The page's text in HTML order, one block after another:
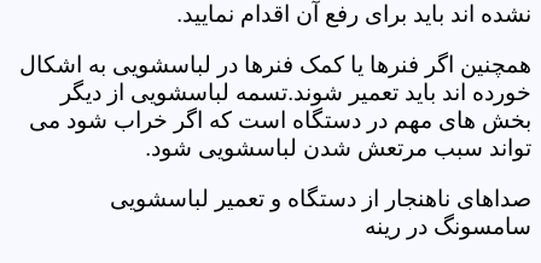
نشده اند باید برای رفع آن اقدام نمایید.
همچنین اگر فنرها یا کمک فنرها در لباسشویی به اشکال
خورده اند باید تعمیر شوند.تسمه لباسشویی از دیگر
بخش های مهم در دستگاه است که اگر خراب شود می
تواند سبب مرتعش شدن لباسشویی شود.
صداهای ناهنجار از دستگاه و تعمیر لباسشویی
سامسونگ در رینه